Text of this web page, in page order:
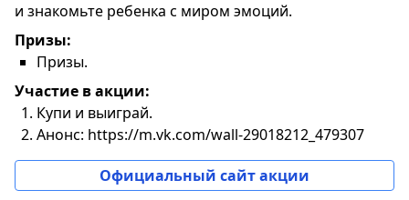
и знакомьте ребенка с миром эмоций.
Призы:
Призы.
Участие в акции:
Купи и выиграй.
Анонс: https://m.vk.com/wall-29018212_479307
Официальный сайт акции